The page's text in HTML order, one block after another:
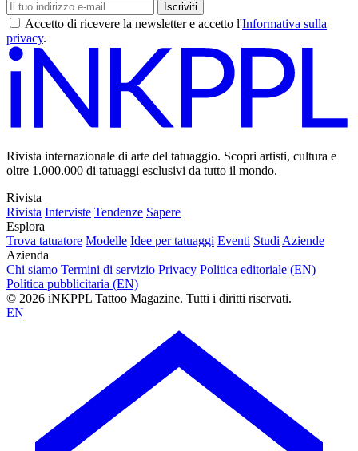
Iscriviti
Accetto di ricevere la newsletter e accetto l'Informativa sulla
privacy.
Rivista internazionale di arte del tatuaggio. Scopri artisti, cultura e
oltre 1.000.000 di tatuaggi esclusivi da tutto il mondo.
Rivista
Rivista Interviste Tendenze Sapere
Esplora
Trova tatuatore Modelle Idee per tatuaggi Eventi StudiAziende
Azienda
Chi siamo Termini di servizio Privacy Politica editoriale (EN)
Politica pubblicitaria (EN)
© 2026 iNKPPL Tattoo Magazine. Tutti i diritti riservati.
EN